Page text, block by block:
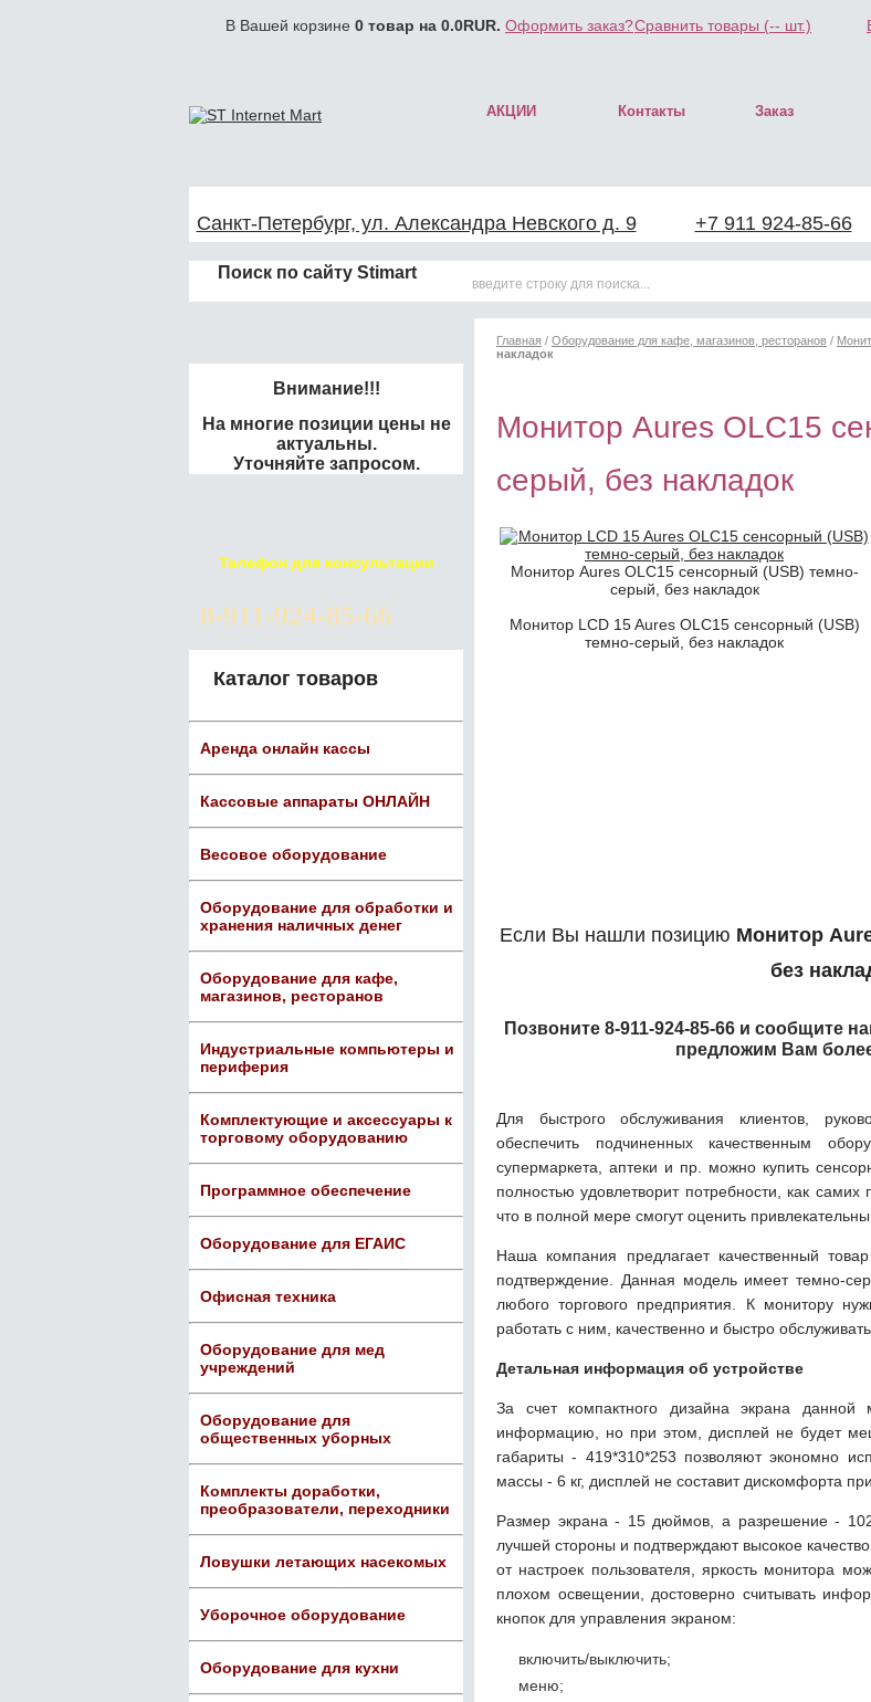
В Вашей корзине 0 товар на 0.0RUR. Оформить заказ?Сравнить товары (-- шт.)
АКЦИИ Контакты Заказ
Санкт-Петербург, ул. Александра Невского д. 9 +7 911 924-85-66
Поиск по сайту Stimart
Внимание!!!
На многие позиции цены не
актуальны.
Уточняйте запросом.
Телефон для консультации
8-911-924-85-66
Каталог товаров
Аренда онлайн кассы
Кассовые аппараты ОНЛАЙН
Весовое оборудование
Оборудование для обработки и
хранения наличных денег
Оборудование для кафе,
магазинов, ресторанов
Индустриальные компьютеры и
периферия
Комплектующие и аксессуары к
торговому оборудованию
Программное обеспечение
Оборудование для ЕГАИС
Офисная техника
Оборудование для мед
учреждений
Оборудование для
общественных уборных
Комплекты доработки,
преобразователи, переходники
Ловушки летающих насекомых
Уборочное оборудование
Оборудование для кухни
Главная / Оборудование для кафе, магазинов, ресторанов /
накладок
Монитор Aures OLC15
серый, без накладок
Монитор Aures OLC15 сенсорный (USB) темно-
серый, без накладок
Монитор LCD 15 Aures OLC15 сенсорный (USB)
темно-серый, без накладок
Если Вы нашли позицию Монитор
без
Позвоните 8-911-924-85-66 и сообщите
предложим Вам
Для быстрого обслуживания клиентов,
обеспечить подчиненных качественным
супермаркета, аптеки и пр. можно купить
полностью удовлетворит потребности, как
что в полной мере смогут оценить
Наша компания предлагает качественный
подтверждение. Данная модель имеет темно-
любого торгового предприятия. К монитору
работать с ним, качественно и быстро обслуживать
Детальная информация об устройстве
За счет компактного дизайна экрана
информацию, но при этом, дисплей не будет
габариты - 419*310*253 позволяют экономно
массы - 6 кг, дисплей не составит дискомфорта
Размер экрана - 15 дюймов, а разрешение -
лучшей стороны и подтверждают высокое
от настроек пользователя, яркость монитора
плохом освещении, достоверно считывать
кнопок для управления экраном:
включить/выключить;
меню;